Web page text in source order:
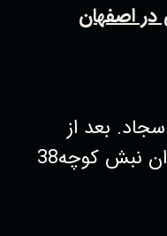
بعد از
چهارراه سپهسالار حدفاصل میدان نبش کوچه38
در اصفهان